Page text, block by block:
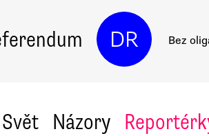
DR Bez
Svět Názory